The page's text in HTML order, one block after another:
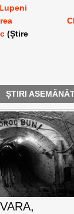
(Știre
ȘTIRI